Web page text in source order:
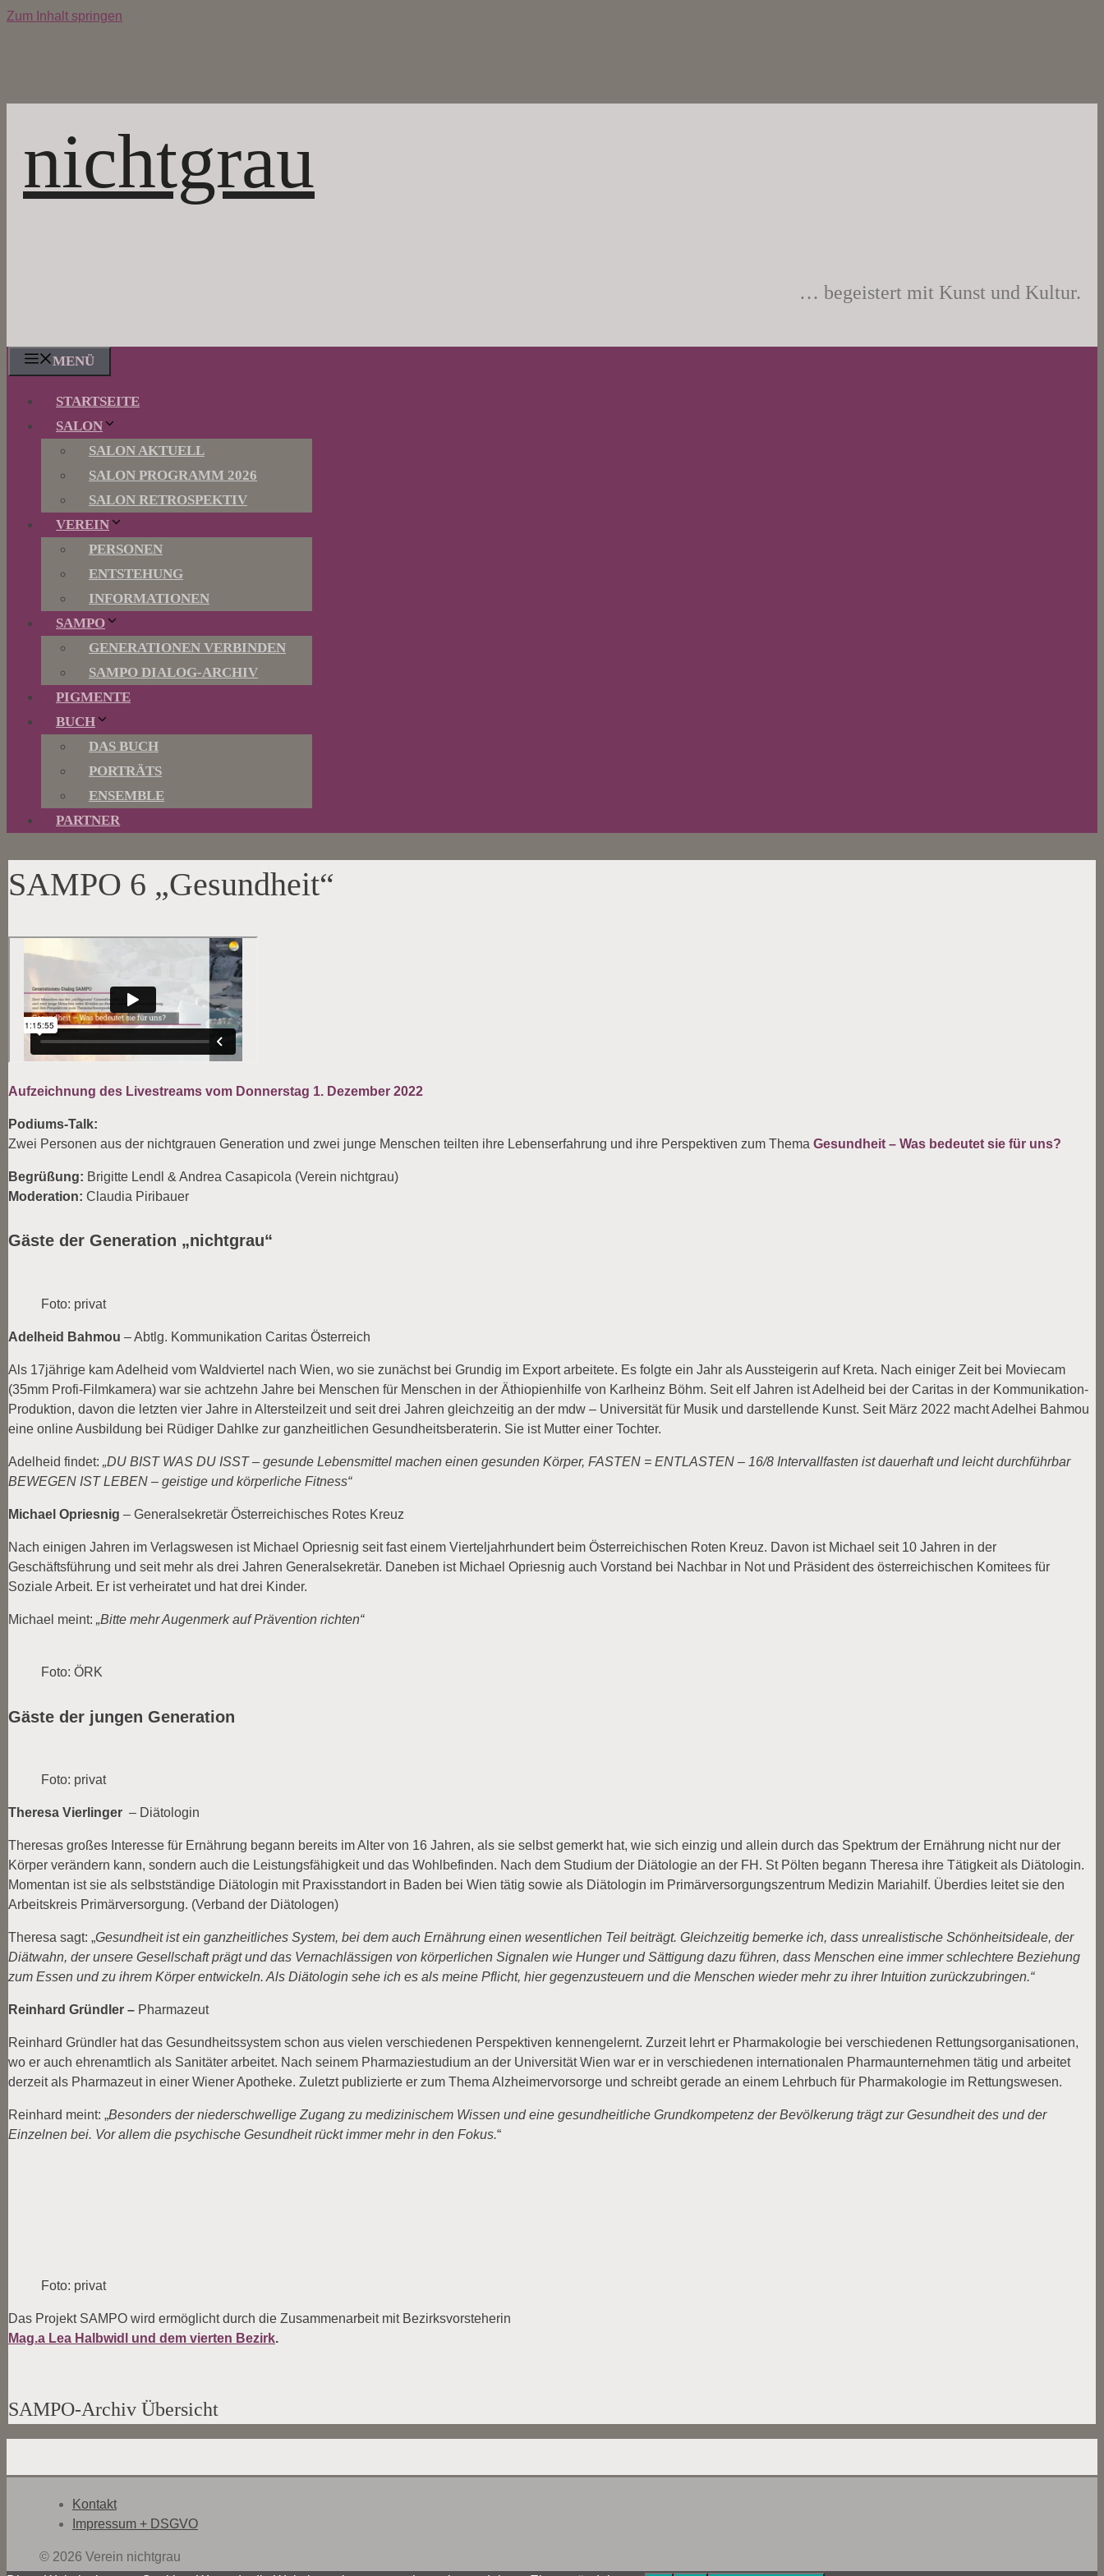
Zum Inhalt springen
nichtgrau
… begeistert mit Kunst und Kultur.
MENÜ
STARTSEITE
SALON
SALON AKTUELL
SALON PROGRAMM 2026
SALON RETROSPEKTIV
VEREIN
PERSONEN
ENTSTEHUNG
INFORMATIONEN
SAMPO
GENERATIONEN VERBINDEN
SAMPO DIALOG-ARCHIV
PIGMENTE
BUCH
DAS BUCH
PORTRÄTS
ENSEMBLE
PARTNER
SAMPO 6 „Gesundheit“
Aufzeichnung des Livestreams vom Donnerstag 1. Dezember 2022
Podiums-Talk:
Zwei Personen aus der nichtgrauen Generation und zwei junge Menschen teilten ihre Lebenserfahrung und ihre Perspektiven zum Thema Gesundheit – Was bedeutet sie für uns?
Begrüßung: Brigitte Lendl & Andrea Casapicola (Verein nichtgrau)
Moderation: Claudia Piribauer
Gäste der Generation „nichtgrau“
Foto: privat
Adelheid Bahmou – Abtlg. Kommunikation Caritas Österreich
Als 17jährige kam Adelheid vom Waldviertel nach Wien, wo sie zunächst bei Grundig im Export arbeitete. Es folgte ein Jahr als Aussteigerin auf Kreta. Nach einiger Zeit bei Moviecam
(35mm Profi-Filmkamera) war sie achtzehn Jahre bei Menschen für Menschen in der Äthiopienhilfe von Karlheinz Böhm. Seit elf Jahren ist Adelheid bei der Caritas in der Kommunikation-
Produktion, davon die letzten vier Jahre in Altersteilzeit und seit drei Jahren gleichzeitig an der mdw – Universität für Musik und darstellende Kunst. Seit März 2022 macht Adelhei Bahmou
eine online Ausbildung bei Rüdiger Dahlke zur ganzheitlichen Gesundheitsberaterin. Sie ist Mutter einer Tochter.
Adelheid findet: „DU BIST WAS DU ISST – gesunde Lebensmittel machen einen gesunden Körper, FASTEN = ENTLASTEN – 16/8 Intervallfasten ist dauerhaft und leicht durchführbar
BEWEGEN IST LEBEN – geistige und körperliche Fitness“
Michael Opriesnig – Generalsekretär Österreichisches Rotes Kreuz
Nach einigen Jahren im Verlagswesen ist Michael Opriesnig seit fast einem Vierteljahrhundert beim Österreichischen Roten Kreuz. Davon ist Michael seit 10 Jahren in der
Geschäftsführung und seit mehr als drei Jahren Generalsekretär. Daneben ist Michael Opriesnig auch Vorstand bei Nachbar in Not und Präsident des österreichischen Komitees für
Soziale Arbeit. Er ist verheiratet und hat drei Kinder.
Michael meint: „Bitte mehr Augenmerk auf Prävention richten“
Foto: ÖRK
Gäste der jungen Generation
Foto: privat
Theresa Vierlinger – Diätologin
Theresas großes Interesse für Ernährung begann bereits im Alter von 16 Jahren, als sie selbst gemerkt hat, wie sich einzig und allein durch das Spektrum der Ernährung nicht nur der
Körper verändern kann, sondern auch die Leistungsfähigkeit und das Wohlbefinden. Nach dem Studium der Diätologie an der FH. St Pölten begann Theresa ihre Tätigkeit als Diätologin.
Momentan ist sie als selbstständige Diätologin mit Praxisstandort in Baden bei Wien tätig sowie als Diätologin im Primärversorgungszentrum Medizin Mariahilf. Überdies leitet sie den
Arbeitskreis Primärversorgung. (Verband der Diätologen)
Theresa sagt: „Gesundheit ist ein ganzheitliches System, bei dem auch Ernährung einen wesentlichen Teil beiträgt. Gleichzeitig bemerke ich, dass unrealistische Schönheitsideale, der
Diätwahn, der unsere Gesellschaft prägt und das Vernachlässigen von körperlichen Signalen wie Hunger und Sättigung dazu führen, dass Menschen eine immer schlechtere Beziehung
zum Essen und zu ihrem Körper entwickeln. Als Diätologin sehe ich es als meine Pflicht, hier gegenzusteuern und die Menschen wieder mehr zu ihrer Intuition zurückzubringen.“
Reinhard Gründler – Pharmazeut
Reinhard Gründler hat das Gesundheitssystem schon aus vielen verschiedenen Perspektiven kennengelernt. Zurzeit lehrt er Pharmakologie bei verschiedenen Rettungsorganisationen,
wo er auch ehrenamtlich als Sanitäter arbeitet. Nach seinem Pharmaziestudium an der Universität Wien war er in verschiedenen internationalen Pharmaunternehmen tätig und arbeitet
derzeit als Pharmazeut in einer Wiener Apotheke. Zuletzt publizierte er zum Thema Alzheimervorsorge und schreibt gerade an einem Lehrbuch für Pharmakologie im Rettungswesen.
Reinhard meint: „Besonders der niederschwellige Zugang zu medizinischem Wissen und eine gesundheitliche Grundkompetenz der Bevölkerung trägt zur Gesundheit des und der
Einzelnen bei. Vor allem die psychische Gesundheit rückt immer mehr in den Fokus.“
Foto: privat
Das Projekt SAMPO wird ermöglicht durch die Zusammenarbeit mit Bezirksvorsteherin
Mag.a Lea Halbwidl und dem vierten Bezirk.
SAMPO-Archiv Übersicht
Kontakt
Impressum + DSGVO
© 2026 Verein nichtgrau